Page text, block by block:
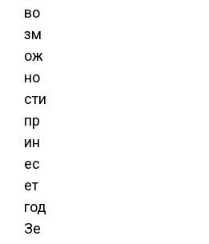
во
зм
ож
но
сти
пр
ин
ес
ет
год
Зе